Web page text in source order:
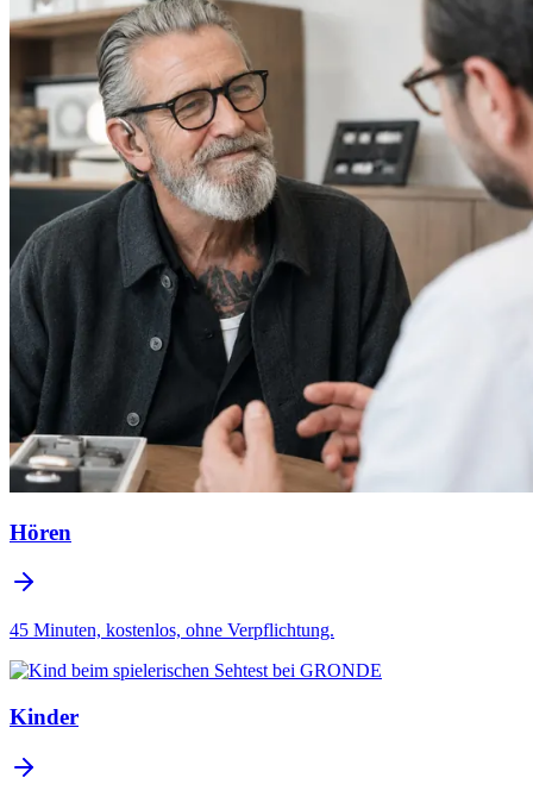
Hören
45 Minuten, kostenlos, ohne Verpflichtung.
Kinder